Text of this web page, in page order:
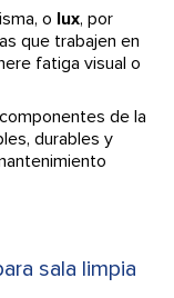
o lux, por
que trabajen en
fatiga visual o
de la
durables y
sala limpia